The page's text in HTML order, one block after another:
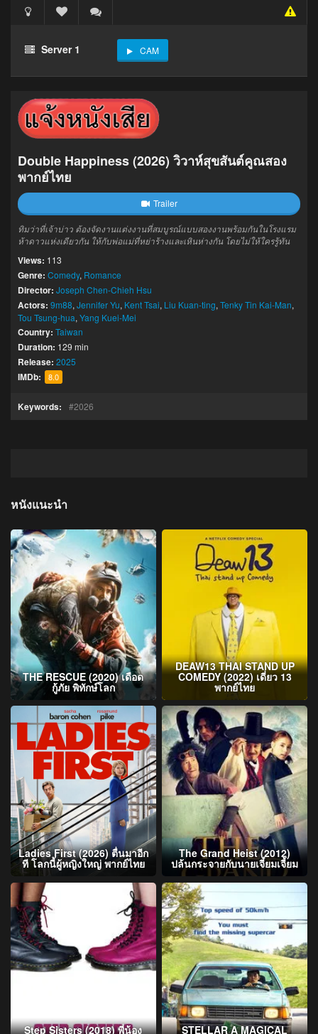
Server 1 CAM
Double Happiness (2026) วิวาห์สุขสันต์คูณสอง
พากย์ไทย
Trailer
ทิมว่าที่เจ้าบ่าว ต้องจัดงานแต่งงานที่สมบูรณ์แบบสองงานพร้อมกันในโรงแรม
ห้าดาวแห่งเดียวกัน ให้กับพ่อแม่ที่หย่าร้างและเหินห่างกัน โดยไม่ให้ใครรู้ทัน
Views: 113
Genre: Comedy, Romance
Director: Joseph Chen-Chieh Hsu
Actors: 9m88,Jennifer Yu, Kent Tsai, Liu Kuan-ting,Tenky Tin Kai-Man,
Tou Tsung-hua,Yang Kuei-Mei
Country: Taiwan
Duration: 129 min
Release: 2025
IMDb: 8.0
Keywords: 2026
หนังแนะนำ
THE RESCUE (2020) เดือด
กู้ภัย พิทักษ์โลก
DEAW13 THAI STAND UP
COMEDY (2022) เดี่ยว 13
พากย์ไทย
Ladies First (2026) ตื่นมาอีก
ที โลกนี้ผู้หญิงใหญ่ พากย์ไทย
The Grand Heist (2012)
ปล้นกระจายกับนายเจี๋ยมเจี้ยม
Step Sisters (2018) พี่น้อง STELLAR A MAGICAL